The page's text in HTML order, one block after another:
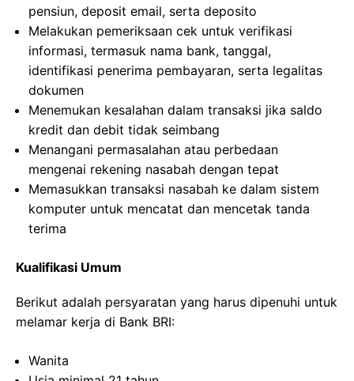
pensiun, deposit email, serta deposito
Melakukan pemeriksaan cek untuk verifikasi
informasi, termasuk nama bank, tanggal,
identifikasi penerima pembayaran, serta legalitas
dokumen
Menemukan kesalahan dalam transaksi jika saldo
kredit dan debit tidak seimbang
Menangani permasalahan atau perbedaan
mengenai rekening nasabah dengan tepat
Memasukkan transaksi nasabah ke dalam sistem
komputer untuk mencatat dan mencetak tanda
terima
Kualifikasi Umum
Berikut adalah persyaratan yang harus dipenuhi untuk
melamar kerja di Bank BRI:
Wanita